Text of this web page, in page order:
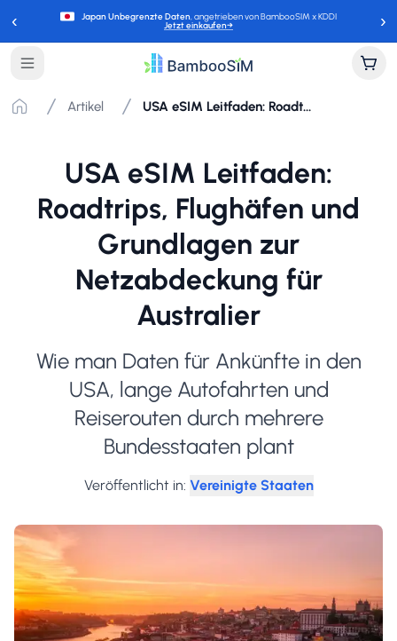
‹ Japan Unbegrenzte Daten, angetrieben von BambooSIM x KDDI
Jetzt einkaufen→ ›
Artikel USA eSIM Leitfaden: Roadtrips, Flughäfen und Grundlagen zur Netzabdeckung für Australier
USA eSIM Leitfaden:
Roadtrips, Flughäfen und
Grundlagen zur
Netzabdeckung für
Australier
Wie man Daten für Ankünfte in den
USA, lange Autofahrten und
Reiserouten durch mehrere
Bundesstaaten plant
Veröffentlicht in: Vereinigte Staaten